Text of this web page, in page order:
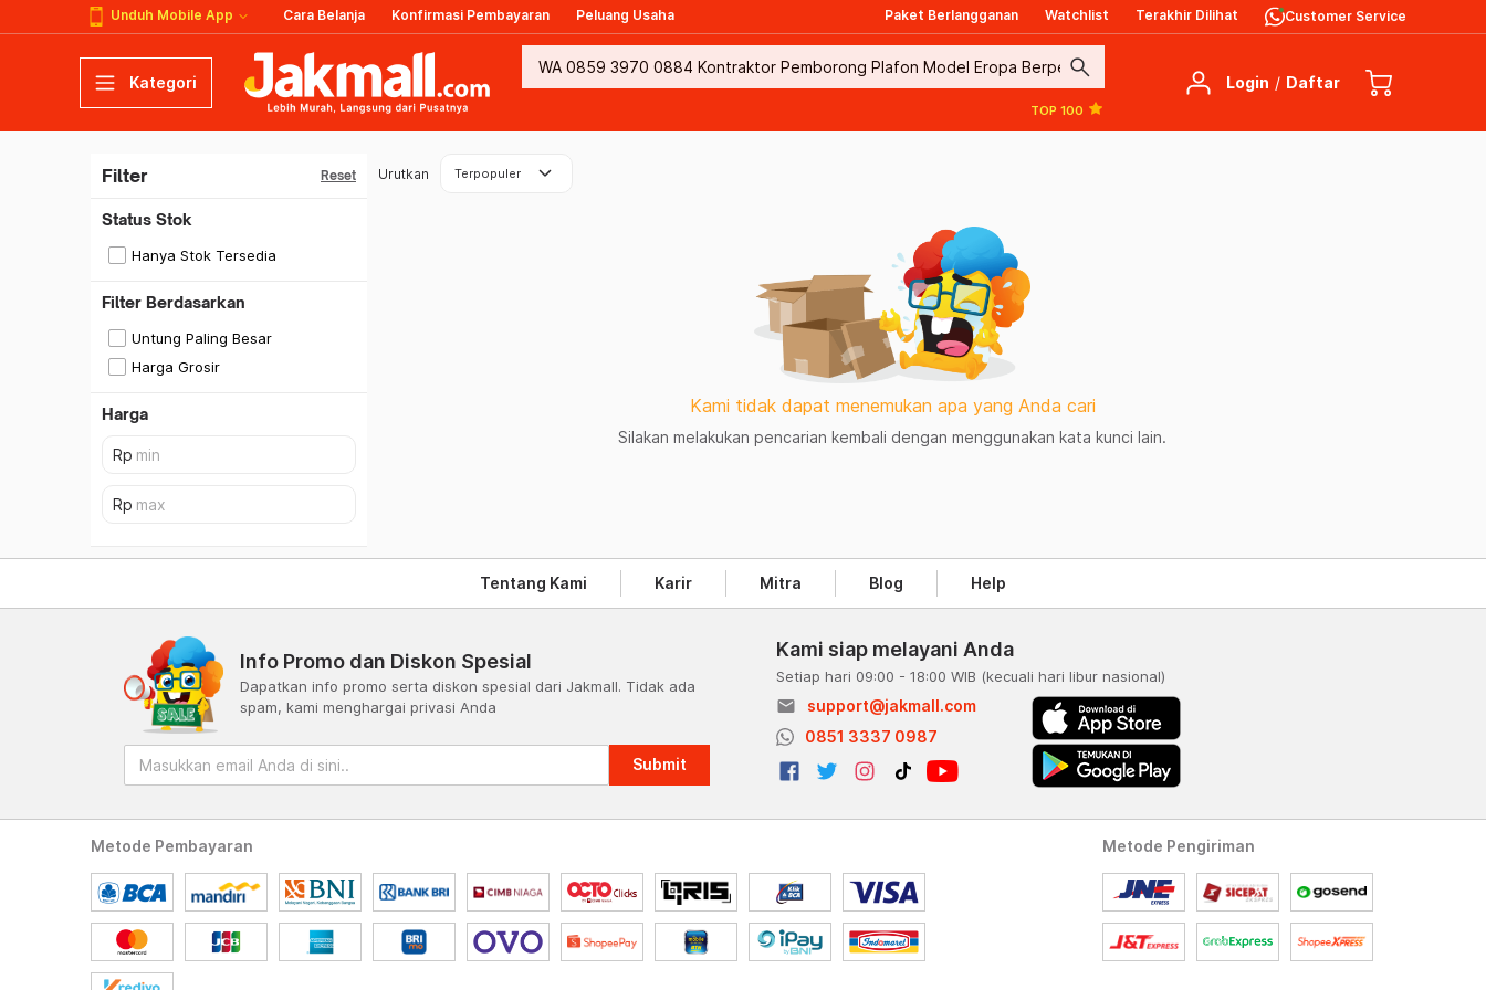
Unduh Mobile App Cara Belanja Konfirmasi Pembayaran Peluang Usaha Paket Berlangganan Watchlist Terakhir Dilihat Customer Service
Kategori search
TOP 100
Login / Daftar
Filter Reset
Status Stok
Hanya Stok Tersedia
Filter Berdasarkan
Untung Paling Besar
Harga Grosir
Harga
Urutkan Terpopuler keyboard_arrow_down
Kami tidak dapat menemukan apa yang Anda cari
Silakan melakukan pencarian kembali dengan menggunakan kata kunci lain.
Tentang Kami Karir Mitra Blog Help
Info Promo dan Diskon Spesial
Dapatkan info promo serta diskon spesial dari Jakmall. Tidak ada
spam, kami menghargai privasi Anda
Submit
Kami siap melayani Anda
Setiap hari 09:00 - 18:00 WIB (kecuali hari libur nasional)
email
support@jakmall.com
0851 3337 0987
Metode Pembayaran Metode Pengiriman